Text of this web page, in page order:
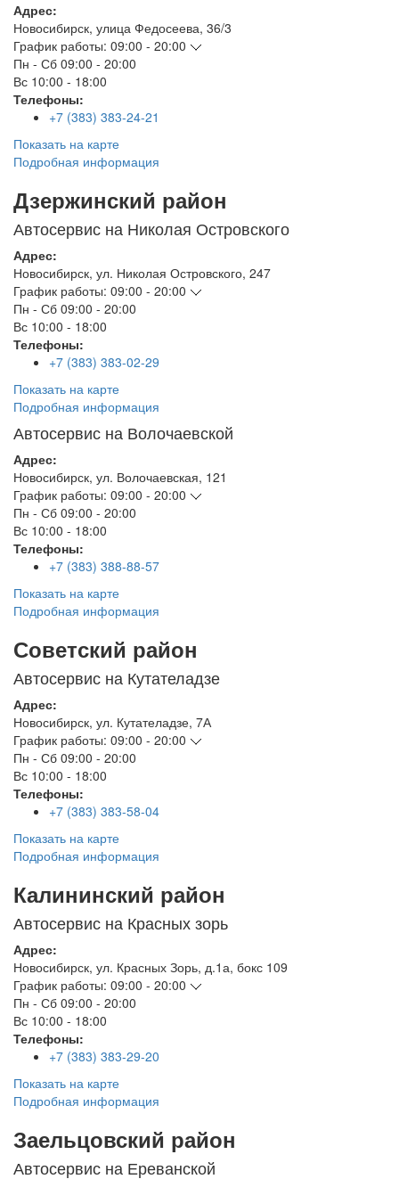
Адрес:
Новосибирск, улица Федосеева, 36/3
График работы: 09:00 - 20:00
Пн - Сб 09:00 - 20:00
Вс 10:00 - 18:00
Телефоны:
+7 (383) 383-24-21
Показать на карте
Подробная информация
Дзержинский район
Автосервис на Николая Островского
Адрес:
Новосибирск, ул. Николая Островского, 247
График работы: 09:00 - 20:00
Пн - Сб 09:00 - 20:00
Вс 10:00 - 18:00
Телефоны:
+7 (383) 383-02-29
Показать на карте
Подробная информация
Автосервис на Волочаевской
Адрес:
Новосибирск, ул. Волочаевская, 121
График работы: 09:00 - 20:00
Пн - Сб 09:00 - 20:00
Вс 10:00 - 18:00
Телефоны:
+7 (383) 388-88-57
Показать на карте
Подробная информация
Советский район
Автосервис на Кутателадзе
Адрес:
Новосибирск, ул. Кутателадзе, 7А
График работы: 09:00 - 20:00
Пн - Сб 09:00 - 20:00
Вс 10:00 - 18:00
Телефоны:
+7 (383) 383-58-04
Показать на карте
Подробная информация
Калининский район
Автосервис на Красных зорь
Адрес:
Новосибирск, ул. Красных Зорь, д.1а, бокс 109
График работы: 09:00 - 20:00
Пн - Сб 09:00 - 20:00
Вс 10:00 - 18:00
Телефоны:
+7 (383) 383-29-20
Показать на карте
Подробная информация
Заельцовский район
Автосервис на Ереванской